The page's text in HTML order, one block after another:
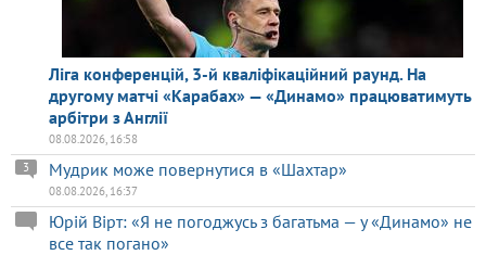
Ліга конференцій, 3-й кваліфікаційний раунд. На
другому матчі «Карабах» — «Динамо» працюватимуть
арбітри з Англії
08.08.2026, 16:58
Мудрик може повернутися в «Шахтар»
3
08.08.2026, 16:37
Юрій Вірт: «Я не погоджусь з багатьма — у «Динамо» не
все так погано»